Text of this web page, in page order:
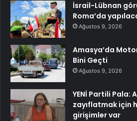
İsrail-Lübnan
Roma’da
Ağustos 9, 2026
Amasya’da
Bini Geçti
Ağustos 9, 2026
YENİ Partili Pala:
zayıflatmak için
girişimler var